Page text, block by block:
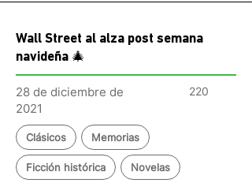
Wall Street al alza post semana
navideña 🎄
28 de diciembre de
2021
220
Clásicos Memorias
Ficción histórica Novelas